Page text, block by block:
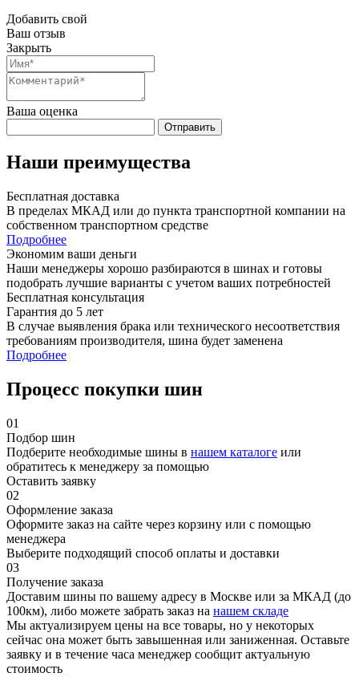
Добавить свой
Ваш отзыв
Закрыть
Ваша оценка
Отправить
Наши преимущества
Бесплатная доставка
В пределах МКАД или до пункта транспортной компании на
собственном транспортном средстве
Подробнее
Экономим ваши деньги
Наши менеджеры хорошо разбираются в шинах и готовы
подобрать лучшие варианты с учетом ваших потребностей
Бесплатная консультация
Гарантия до 5 лет
В случае выявления брака или технического несоответствия
требованиям производителя, шина будет заменена
Подробнее
Процесс покупки шин
01
Подбор шин
Подберите необходимые шины в нашем каталоге или
обратитесь к менеджеру за помощью
Оставить заявку
02
Оформление заказа
Оформите заказ на сайте через корзину или с помощью
менеджера
Выберите подходящий способ оплаты и доставки
03
Получение заказа
Доставим шины по вашему адресу в Москве или за МКАД (до
100км), либо можете забрать заказ на нашем складе
Мы актуализируем цены на все товары, но у некоторых
сейчас она может быть завышенная или заниженная. Оставьте
заявку и в течение часа менеджер сообщит актуальную
стоимость